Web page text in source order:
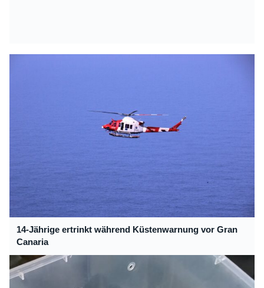
14-Jährige ertrinkt während Küstenwarnung vor Gran
Canaria